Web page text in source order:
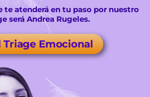
te atenderá en tu paso por nuestro
será Andrea Rugeles.
Triage Emocional